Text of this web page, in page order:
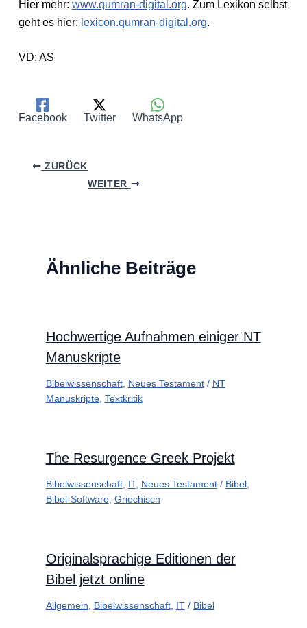
Hier mehr: www.qumran-digital.org. Zum Lexikon selbst
geht es hier: lexicon.qumran-digital.org.
VD: AS
Facebook Twitter WhatsApp
ZURÜCK
WEITER
Ähnliche Beiträge
Hochwertige Aufnahmen einiger NT
Manuskripte
Bibelwissenschaft, Neues Testament/ NT
Manuskripte, Textkritik
The Resurgence Greek Projekt
Bibelwissenschaft, IT, Neues Testament/ Bibel,
Bibel-Software, Griechisch
Originalsprachige Editionen der
Bibel jetzt online
Allgemein Bibelwissenschaft, IT/ Bibel